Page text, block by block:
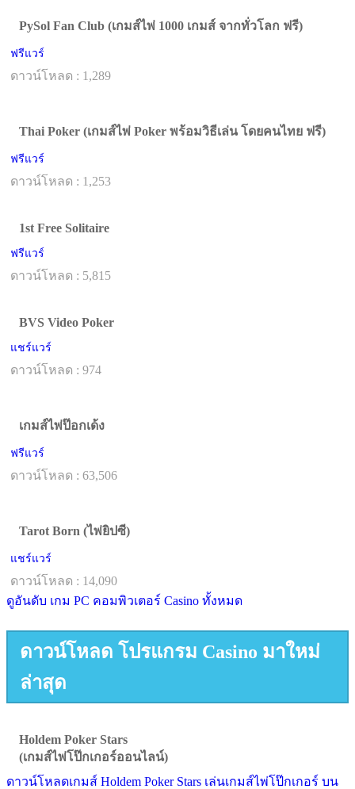
PySol Fan Club (เกมส์ไพ่ 1000 เกมส์ จากทั่วโลก ฟรี)
ฟรีแวร์
ดาวน์โหลด : 1,289
Thai Poker (เกมส์ไพ่ Poker พร้อมวิธีเล่น โดยคนไทย ฟรี)
ฟรีแวร์
ดาวน์โหลด : 1,253
1st Free Solitaire
ฟรีแวร์
ดาวน์โหลด : 5,815
BVS Video Poker
แชร์แวร์
ดาวน์โหลด : 974
เกมส์ไพ่ป๊อกเด้ง
ฟรีแวร์
ดาวน์โหลด : 63,506
Tarot Born (ไพ่ยิปซี)
แชร์แวร์
ดาวน์โหลด : 14,090
ดูอันดับ เกม PC คอมพิวเตอร์ Casino ทั้งหมด
ดาวน์โหลด โปรแกรม Casino มาใหม่
ล่าสุด
Holdem Poker Stars
(เกมส์ไพ่โป๊กเกอร์ออนไลน์)
ดาวน์โหลดเกมส์ Holdem Poker Stars เล่นเกมส์ไพ่โป๊กเกอร์ บน